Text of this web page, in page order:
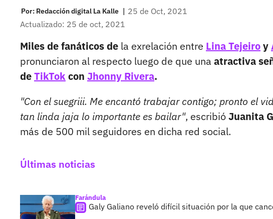
Por: Redacción digital La Kalle | 25 de Oct, 2021
Actualizado: 25 de oct, 2021
Miles de fanáticos de la exrelación entre Lina Tejeiroy
pronunciaron al respecto luego de que una atractiva
deTikTokcon Jhonny Rivera.
"Con el suegriii. Me encantó trabajar contigo; pronto el
tan linda jaja lo importante es bailar", escribióJuanita
más de 500 mil seguidores en dicha red social.
Últimas noticias
Farándula
Galy Galiano reveló difícil situación por la que